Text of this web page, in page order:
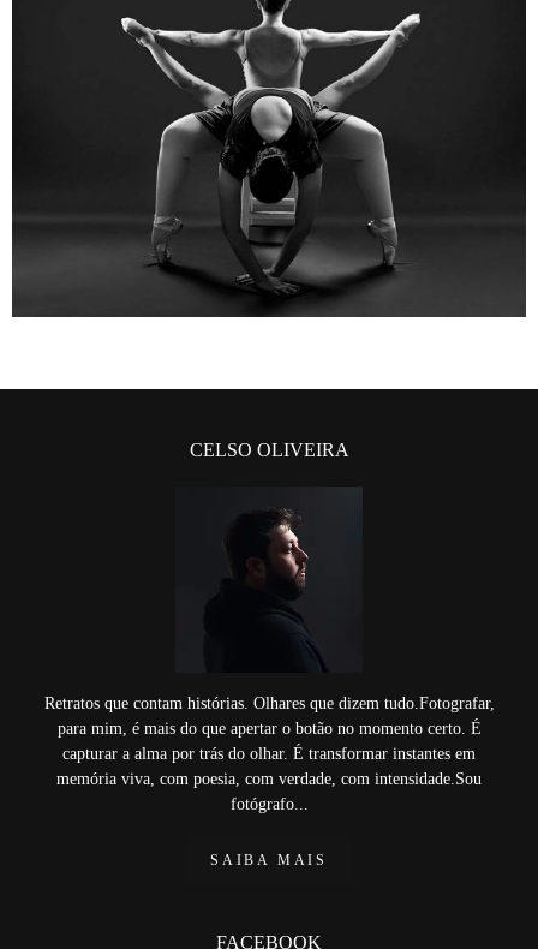
CELSO OLIVEIRA
Retratos que contam histórias. Olhares que dizem tudo.Fotografar,
para mim, é mais do que apertar o botão no momento certo. É
capturar a alma por trás do olhar. É transformar instantes em
memória viva, com poesia, com verdade, com intensidade.Sou
fotógrafo...
SAIBA MAIS
FACEBOOK